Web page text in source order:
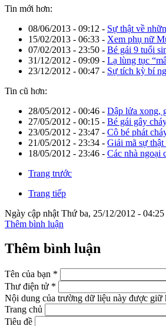
Tin mới hơn:
08/06/2013 - 09:12 - Sự thật về
15/02/2013 - 06:33 - Xem phụ nữ
07/02/2013 - 23:50 - Bé gái 9 tuổi
31/12/2012 - 09:09 - Lạ lùng tục
23/12/2012 - 00:47 - Sự tích kỳ bí
Tin cũ hơn:
28/05/2012 - 00:46 - Dập lửa xong,
27/05/2012 - 00:15 - Bé gái gây
23/05/2012 - 23:47 - Cô bé phát
21/05/2012 - 23:34 - Giải mã sự
18/05/2012 - 23:46 - Các nhà ngoại
Trang trước
Trang tiếp
Ngày cập nhật Thứ ba, 25/12/2012 - 04:25
Thêm bình luận
Thêm bình luận
Tên của bạn *
Thư điện tử *
Nội dung của trường dữ liệu này được
Trang chủ
Tiêu đề